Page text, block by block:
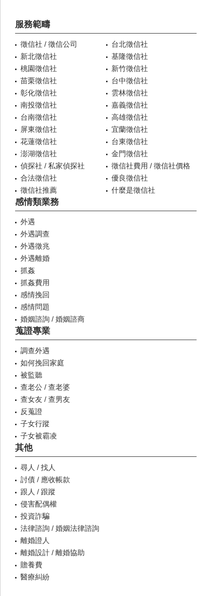
服務範疇
徵信社 / 徵信公司
台北徵信社
新北徵信社
基隆徵信社
桃園徵信社
新竹徵信社
苗栗徵信社
台中徵信社
彰化徵信社
雲林徵信社
南投徵信社
嘉義徵信社
台南徵信社
高雄徵信社
屏東徵信社
宜蘭徵信社
花蓮徵信社
台東徵信社
澎湖徵信社
金門徵信社
偵探社 / 私家偵探社
徵信社費用 / 徵信社價格
合法徵信社
優良徵信社
徵信社推薦
什麼是徵信社
感情類業務
外遇
外遇調查
外遇徵兆
外遇離婚
抓姦
抓姦費用
感情挽回
感情問題
婚姻諮詢 / 婚姻諮商
蒐證專業
調查外遇
如何挽回家庭
被監聽
查老公 / 查老婆
查女友 / 查男友
反蒐證
子女行蹤
子女被霸凌
其他
尋人 / 找人
討債 / 應收帳款
跟人 / 跟蹤
侵害配偶權
投資詐騙
法律諮詢 / 婚姻法律諮詢
離婚證人
離婚設計 / 離婚協助
贍養費
醫療糾紛